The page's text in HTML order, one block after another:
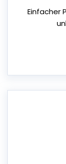
Einfacher